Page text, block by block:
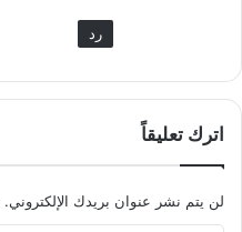
رد
اترك تعليقاً
لن يتم نشر عنوان بريدك الإلكتروني.